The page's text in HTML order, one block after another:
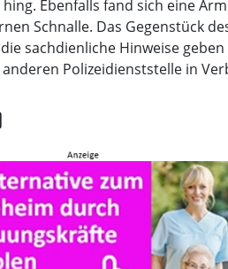
Ebenfalls fand sich eine
Schnalle. Das Gegenstück
sachdienliche Hinweise
Polizeidienststelle in